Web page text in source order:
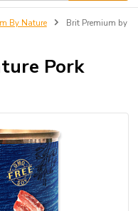
By Nature
Brit Premium by
Pork